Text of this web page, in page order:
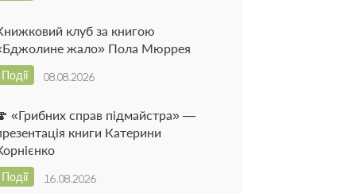
клуб за книгою
жало» Пола Мюррея
08.08.2026
Події
«Грибних справ підмайстра» —
книги Катерини
16.08.2026
Події